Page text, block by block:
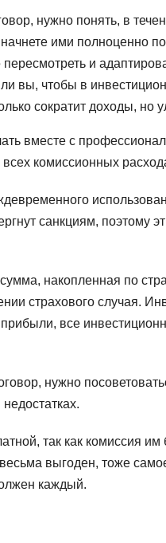
нужно понять, в
ими полноценно
и
вы, чтобы в
сократит доходы, но
вместе с
комиссионных
санкциям, поэтому
накопленная по
страхового случая.
прибыли, все
нужно
так как комиссия
выгоден, тоже
каждый.